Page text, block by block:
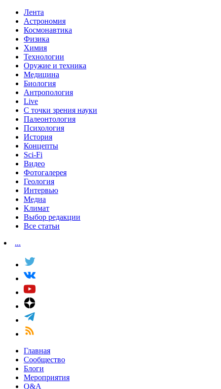
Лента
Астрономия
Космонавтика
Физика
Химия
Технологии
Оружие и техника
Медицина
Биология
Антропология
Live
С точки зрения науки
Палеонтология
Психология
История
Концепты
Sci-Fi
Видео
Фотогалерея
Геология
Интервью
Медиа
Климат
Выбор редакции
Все статьи
...
Главная
Сообщество
Блоги
Мероприятия
Q&A